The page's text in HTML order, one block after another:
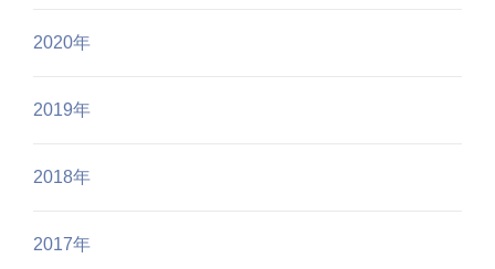
2020年
2019年
2018年
2017年